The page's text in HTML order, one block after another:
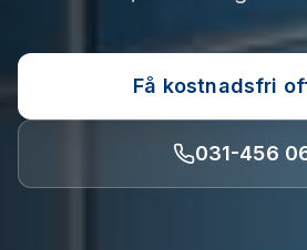
Få kostnadsfri
031-456